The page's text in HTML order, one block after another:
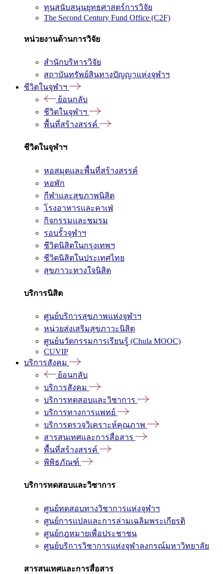
ทุนสนับสนุนยุทธศาสตร์การวิจัย
The Second Century Fund Office (C2F)
หน่วยงานด้านการวิจัย
สำนักบริหารวิจัย
สถาบันทรัพย์สินทางปัญญาแห่งจุฬาฯ
ชีวิตในจุฬาฯ
ย้อนกลับ
ชีวิตในจุฬาฯ
พื้นที่สร้างสรรค์
ชีวิตในจุฬาฯ
หอสมุดและพื้นที่สร้างสรรค์
หอพัก
กีฬาและสุขภาพนิสิต
โรงอาหารและคาเฟ่
กิจกรรมและชมรม
รอบรั้วจุฬาฯ
ชีวิตนิสิตในกรุงเทพฯ
ชีวิตนิสิตในประเทศไทย
สุขภาวะทางใจนิสิต
บริการนิสิต
ศูนย์บริการสุขภาพแห่งจุฬาฯ
หน่วยส่งเสริมสุขภาวะนิสิต
ศูนย์นวัตกรรมการเรียนรู้ (Chula MOOC)
CUVIP
บริการสังคม
ย้อนกลับ
บริการสังคม
บริการทดสอบและวิชาการ
บริการทางการแพทย์
บริการตรวจวิเคราะห์คุณภาพ
สารสนเทศและการสื่อสาร
พื้นที่สร้างสรรค์
พิพิธภัณฑ์
บริการทดสอบและวิชาการ
ศูนย์ทดสอบทางวิชาการแห่งจุฬาฯ
ศูนย์การแปลและการล่ามเฉลิมพระเกียรติ
ศูนย์กฎหมายเพื่อประชาชน
ศูนย์บริการวิชาการแห่งจุฬาลงกรณ์มหาวิทยาลัย
สารสนเทศและการสื่อสาร